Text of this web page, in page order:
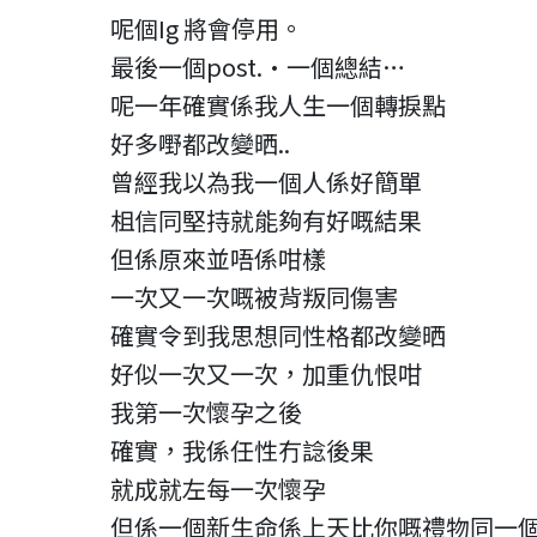
呢個Ig 將會停用。
最後一個post.•一個總結…
呢一年確實係我人生一個轉捩點
好多嘢都改變晒..
曾經我以為我一個人係好簡單
柤信同堅持就能夠有好嘅結果
但係原來並唔係咁樣
一次又一次嘅被背叛同傷害
確實令到我思想同性格都改變晒
好似一次又一次，加重仇恨咁
我第一次懷孕之後
確實，我係任性冇諗後果
就成就左每一次懷孕
但係一個新生命係上天比你嘅禮物同一